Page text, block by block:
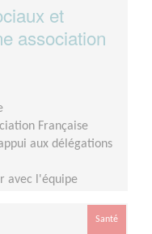
et
association
Française
aux délégations
avec l'équipe
Santé